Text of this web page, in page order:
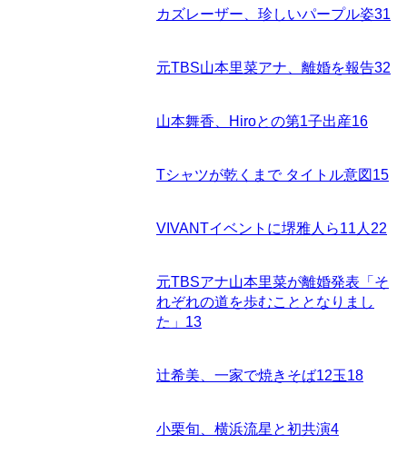
カズレーザー、珍しいパープル姿31
元TBS山本里菜アナ、離婚を報告32
山本舞香、Hiroとの第1子出産16
Tシャツが乾くまで タイトル意図 15
VIVANTイベントに堺雅人ら11人 22
元TBSアナ山本里菜が離婚発表「そ
れぞれの道を歩むこととなりまし
た」 13
辻希美、一家で焼きそば12玉18
小栗旬、横浜流星と初共演4